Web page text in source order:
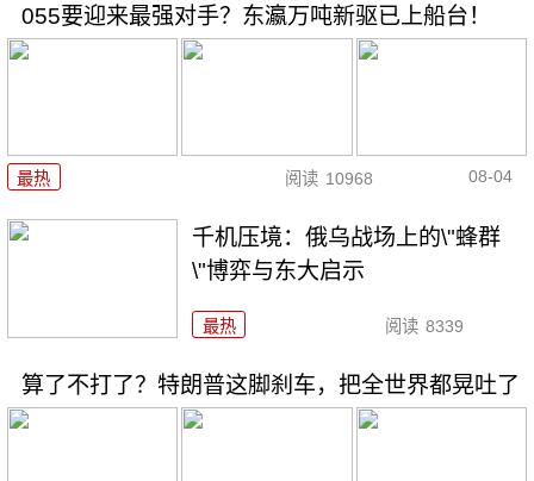
055要迎来最强对手？东瀛万吨新驱已上船台！
最热 阅读 10968 08-04
千机压境：俄乌战场上的\"蜂群
\"博弈与东大启示
最热 阅读 8339
算了不打了？特朗普这脚刹车，把全世界都晃吐了